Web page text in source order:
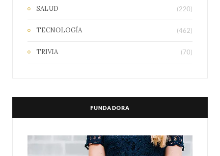
SALUD (220)
TECNOLOGÍA (462)
TRIVIA (70)
FUNDADORA